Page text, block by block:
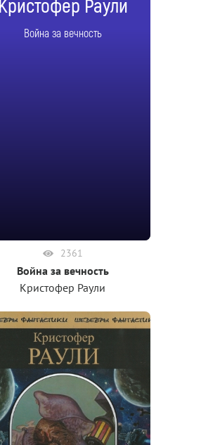
Кристофер Раули
Война за вечность
2361
Война за вечность
Кристофер Раули